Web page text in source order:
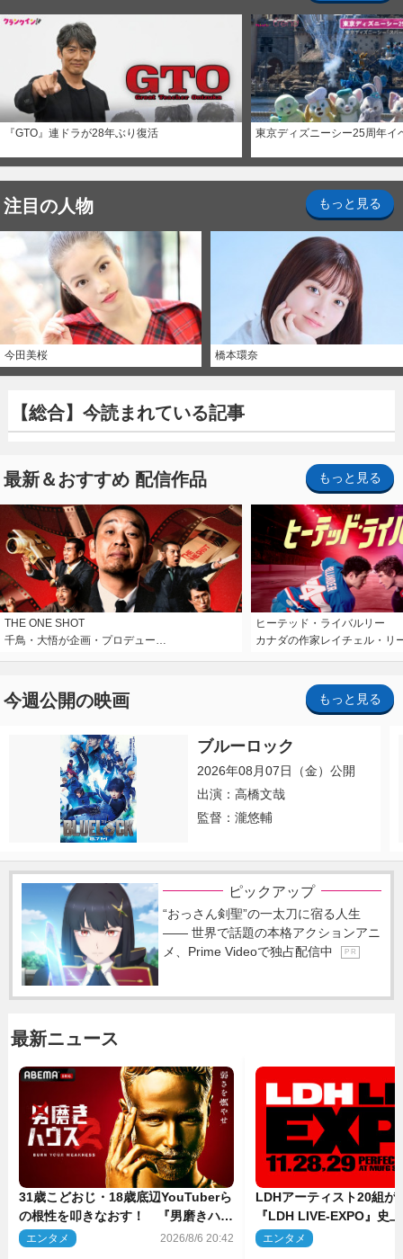
『GTO』連ドラが28年ぶり復活 東京ディズニーシー25周年イ
注目の人物 もっと見る
今田美桜 橋本環奈
【総合】今読まれている記事
最新＆おすすめ 配信作品 もっと見る
THE ONE SHOT
千鳥・大悟が企画・プロデュー…
ヒーテッド・ライバルリー
カナダの作家レイチェル・リ
今週公開の映画 もっと見る
ブルーロック
2026年08月07日（金）公開
出演：高橋文哉
監督：瀧悠輔
ピックアップ
“おっさん剣聖”の一太刀に宿る人生
―― 世界で話題の本格アクションアニ
メ、Prime Videoで独占配信中
P R
最新ニュース
31歳こどおじ・18歳底辺YouTuberら
の根性を叩きなおす！ 『男磨きハウ
ス』第2弾コーチ陣発表
エンタメ 2026/8/6 20:42
LDHアーティスト20組
『LDH LIVE‐EXPO』史
技場で開催決定
エンタメ